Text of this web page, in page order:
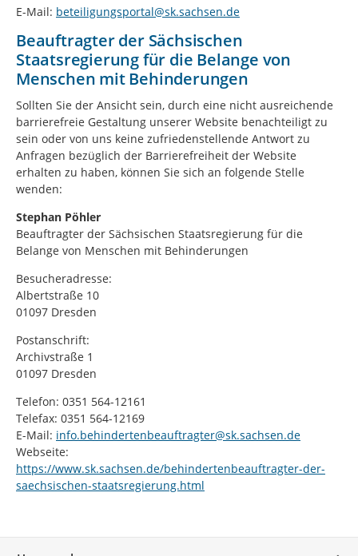
E-Mail: beteiligungsportal@sk.sachsen.de
Beauftragter der Sächsischen
Staatsregierung für die Belange von
Menschen mit Behinderungen
Sollten Sie der Ansicht sein, durch eine nicht ausreichende
barrierefreie Gestaltung unserer Website benachteiligt zu
sein oder von uns keine zufriedenstellende Antwort zu
Anfragen bezüglich der Barrierefreiheit der Website
erhalten zu haben, können Sie sich an folgende Stelle
wenden:
Stephan Pöhler
Beauftragter der Sächsischen Staatsregierung für die
Belange von Menschen mit Behinderungen
Besucheradresse:
Albertstraße 10
01097 Dresden
Postanschrift:
Archivstraße 1
01097 Dresden
Telefon: 0351 564-12161
Telefax: 0351 564-12169
E-Mail: info.behindertenbeauftragter@sk.sachsen.de
Webseite:
https://www.sk.sachsen.de/behindertenbeauftragter-der-
saechsischen-staatsregierung.html